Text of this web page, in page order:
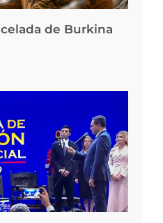
de Burkina